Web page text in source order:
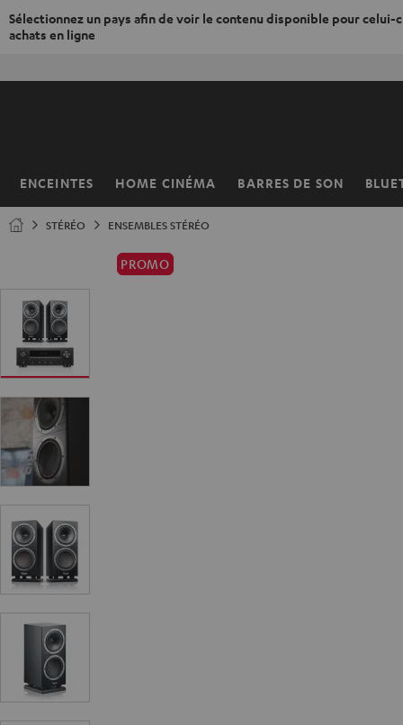
Sélectionnez un pays afin de voir le contenu disponible pour celui-
achats en ligne
50%
ENCEINTES HOME CINÉMA BARRES DE SON
Page
d’accueil
STÉRÉO ENSEMBLES STÉRÉO
PROMO